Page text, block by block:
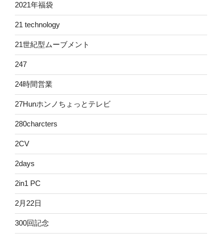
2021年福袋
21 technology
21世紀型ムーブメント
247
24時間営業
27Hunホンノちょっとテレビ
280charcters
2CV
2days
2in1 PC
2月22日
300回記念